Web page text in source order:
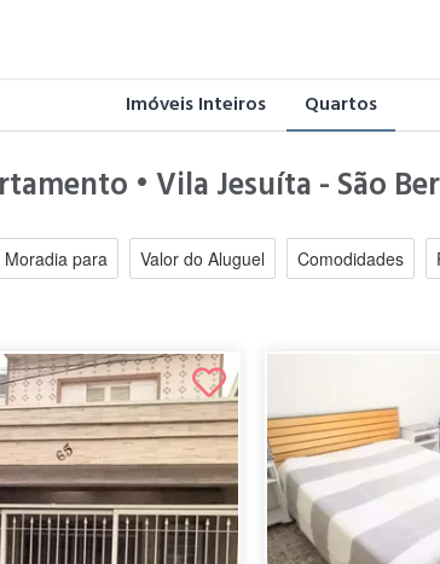
Imóveis Inteiros Quartos
• Vila Jesuíta - São
Moradia para Valor do Aluguel Comodidades